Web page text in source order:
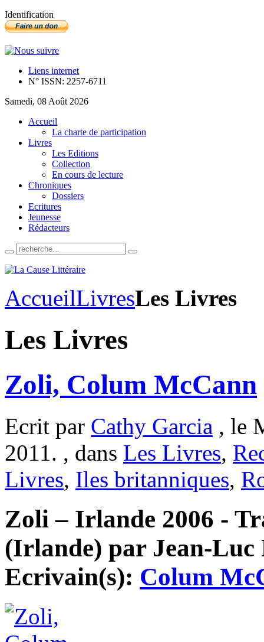
Identification
Liens internet
N° ISSN: 2257-6711
Samedi, 08 Août 2026
Accueil
La charte de participation
Livres
Les Editions
Collection
En cours de lecture
Chroniques
Dossiers
Ecritures
Jeunesse
Rédacteurs
AccueilLivresLes Livres
Les Livres
Zoli, Colum McCann
Ecrit par Cathy Garcia , le
2011. , dans Les Livres,
Livres, Iles britanniques,
Zoli – Irlande 2006 -
(Irlande) par Jean-Luc
Ecrivain(s): Colum